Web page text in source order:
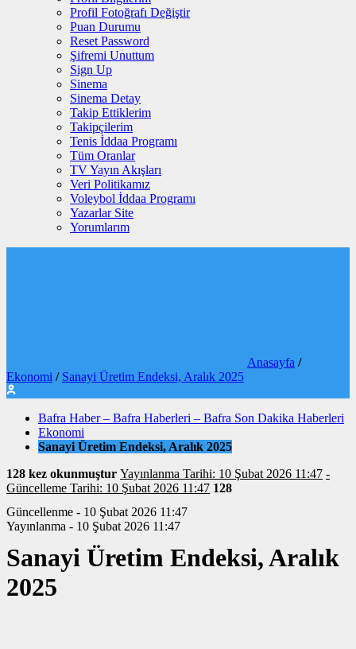
Profil Fotoğrafı Değiştir
Puan Durumu
Reset Password
Şifremi Unuttum
Sign Up
Sinema
Sinema Detay
Takip Ettiklerim
Takipçilerim
Tenis İddaa Programı
Tüm Oranlar
TV Yayın Akışları
Veri Politikamız
Voleybol İddaa Programı
Yazarlar Site
Yorumlarım
Anasayfa /
Ekonomi / Sanayi Üretim Endeksi, Aralık 2025
Bafra Haber – Bafra Haberleri – Bafra Son Dakika Haberleri
Ekonomi
Sanayi Üretim Endeksi, Aralık 2025
128 kez okunmuştur Yayınlanma Tarihi: 10 Şubat 2026 11:47 -
Güncelleme Tarihi: 10 Şubat 2026 11:47 128
Güncellenme - 10 Şubat 2026 11:47
Yayınlanma - 10 Şubat 2026 11:47
Sanayi Üretim Endeksi, Aralık
2025